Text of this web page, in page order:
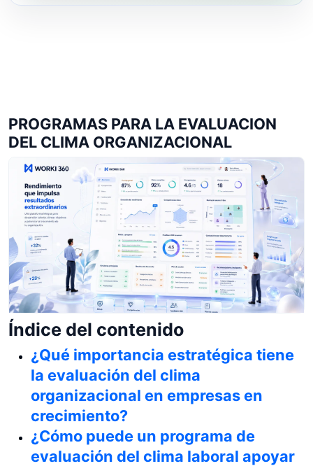
PROGRAMAS PARA LA EVALUACION
DEL CLIMA ORGANIZACIONAL
Índice del contenido
¿Qué importancia estratégica tiene
la evaluación del clima
organizacional en empresas en
crecimiento?
¿Cómo puede un programa de
evaluación del clima laboral apoyar